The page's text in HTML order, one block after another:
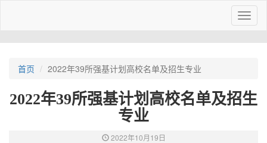
首页 2022年39所强基计划高校名单及招生专业
2022年39所强基计划高校名单及招生
专业
2022年10月19日